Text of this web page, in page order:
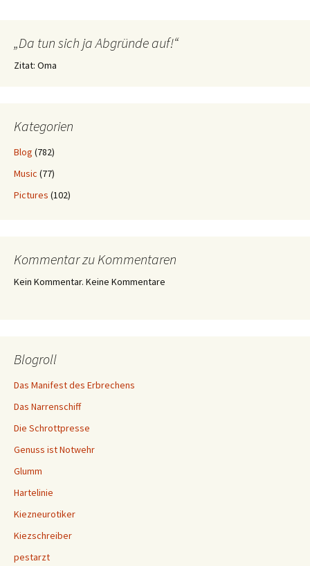
„Da tun sich ja Abgründe auf!“
Zitat: Oma
Kategorien
Blog (782)
Music (77)
Pictures (102)
Kommentar zu Kommentaren
Kein Kommentar. Keine Kommentare
Blogroll
Das Manifest des Erbrechens
Das Narrenschiff
Die Schrottpresse
Genuss ist Notwehr
Glumm
Hartelinie
Kiezneurotiker
Kiezschreiber
pestarzt